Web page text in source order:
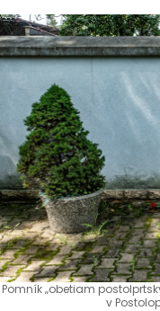
Pomník „obetiam
v